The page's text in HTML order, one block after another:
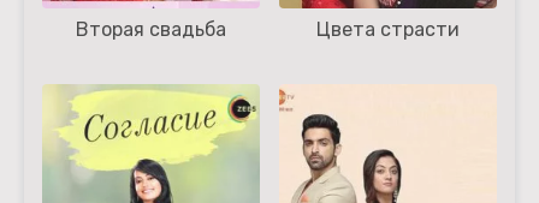
Вторая свадьба Цвета страсти